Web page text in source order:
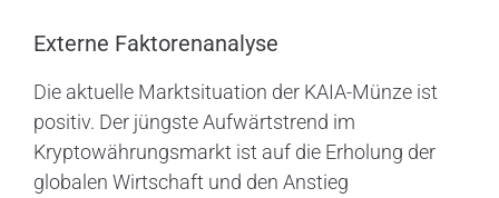
Externe Faktorenanalyse
Die aktuelle Marktsituation der KAIA-Münze ist
positiv. Der jüngste Aufwärtstrend im
Kryptowährungsmarkt ist auf die Erholung der
globalen Wirtschaft und den Anstieg